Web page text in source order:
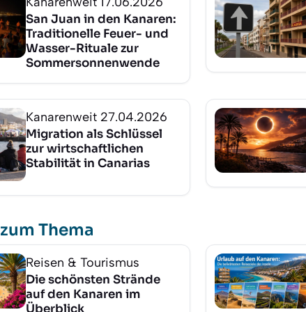
San Juan in den Kanaren:
Traditionelle Feuer- und
Wasser-Rituale zur
Sommersonnenwende
Kanarenweit 27.04.2026
Migration als Schlüssel
zur wirtschaftlichen
Stabilität in Canarias
Thema
Reisen & Tourismus
Die schönsten Strände
auf den Kanaren im
Überblick